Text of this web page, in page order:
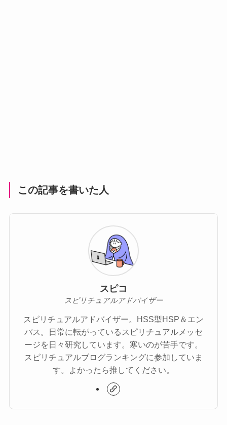
この記事を書いた人
スピコ
スピリチュアルアドバイザー
スピリチュアルアドバイザー。HSS型HSP＆エン
パス。日常に転がっているスピリチュアルメッセ
ージを日々研究しています。寒いのが苦手です。
スピリチュアルブログランキングに参加していま
す。よかったら推してください。